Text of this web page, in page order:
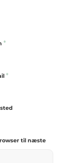
*
*
til næste